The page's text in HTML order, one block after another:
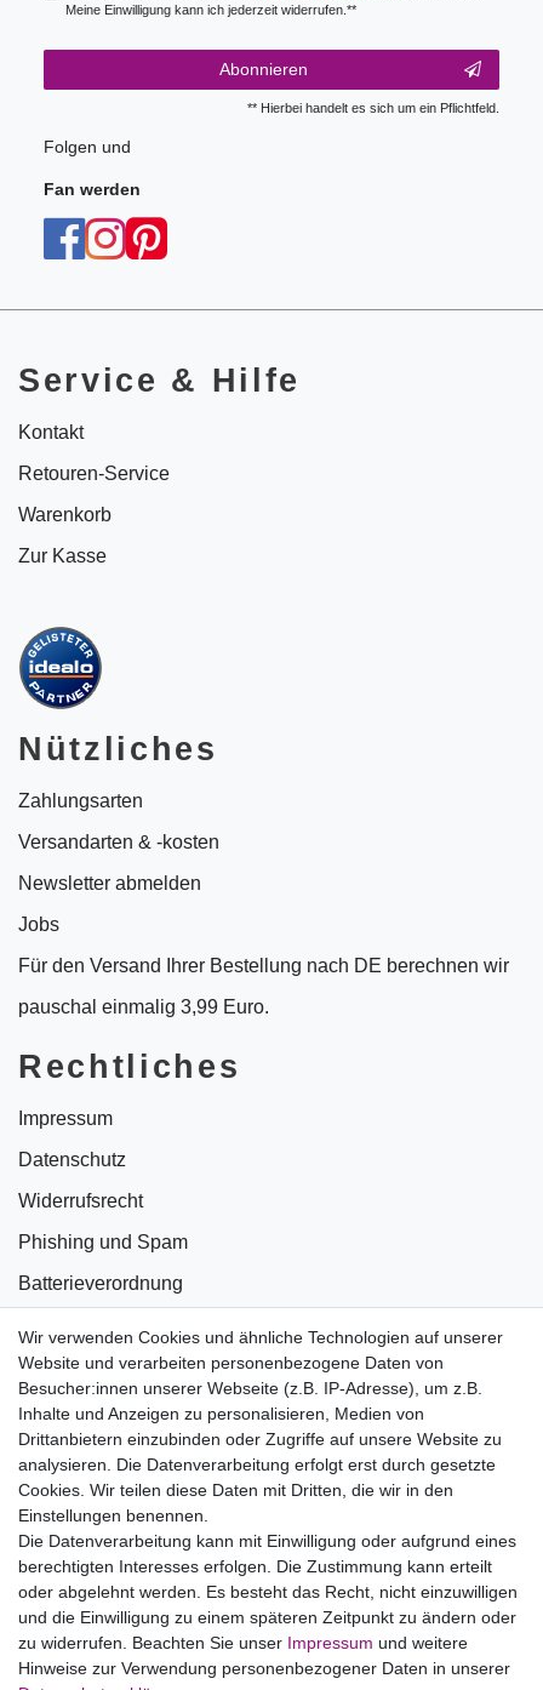
Wir verwenden Cookies und ähnliche Technologien auf unserer
Website und verarbeiten personenbezogene Daten von
Besucher:innen unserer Webseite (z.B. IP-Adresse), um z.B.
Inhalte und Anzeigen zu personalisieren, Medien von
Drittanbietern einzubinden oder Zugriffe auf unsere Website zu
analysieren. Die Datenverarbeitung erfolgt erst durch gesetzte
Cookies. Wir teilen diese Daten mit Dritten, die wir in den
Einstellungen benennen.
Die Datenverarbeitung kann mit Einwilligung oder aufgrund eines
berechtigten Interesses erfolgen. Die Zustimmung kann erteilt
oder abgelehnt werden. Es besteht das Recht, nicht einzuwilligen
und die Einwilligung zu einem späteren Zeitpunkt zu ändern oder
zu widerrufen. Beachten Sie unser Impressum und weitere
Hinweise zur Verwendung personenbezogener Daten in unserer
Meine Einwilligung kann ich jederzeit widerrufen.**
Abonnieren
** Hierbei handelt es sich um ein Pflichtfeld.
Folgen und
Fan werden
Service & Hilfe
Kontakt
Retouren-Service
Warenkorb
Zur Kasse
Nützliches
Zahlungsarten
Versandarten & -kosten
Newsletter abmelden
Jobs
Für den Versand Ihrer Bestellung nach DE berechnen wir
pauschal einmalig 3,99 Euro.
Rechtliches
Impressum
Datenschutz
Widerrufsrecht
Phishing und Spam
Batterieverordnung
Bildnachweise
AGB
Vertrag widerrufen
B2BKunden
Zum Händlerbereich
PrivatKunden